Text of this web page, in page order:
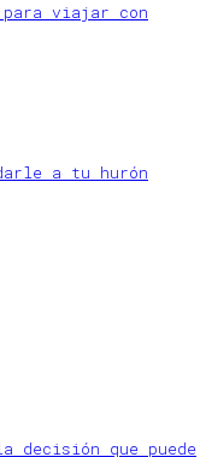
para viajar con
a tu hurón
decisión que puede